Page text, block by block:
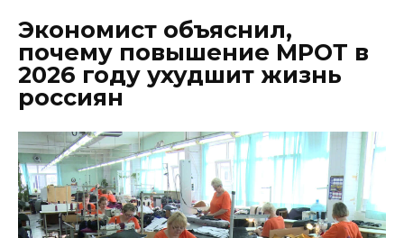
Экономист объяснил,
почему повышение МРОТ в
2026 году ухудшит жизнь
россиян